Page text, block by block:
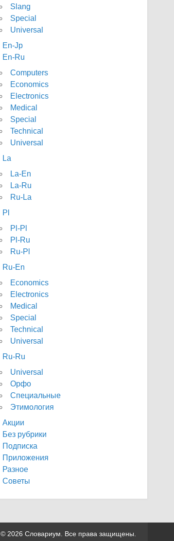
Slang
Special
Universal
En-Jp
En-Ru
Computers
Economics
Electronics
Medical
Special
Technical
Universal
La
La-En
La-Ru
Ru-La
Pl
Pl-Pl
Pl-Ru
Ru-Pl
Ru-En
Economics
Electronics
Medical
Special
Technical
Universal
Ru-Ru
Universal
Орфо
Специальные
Этимология
Акции
Без рубрики
Подписка
Приложения
Разное
Советы
© 2026 Словариум. Все права защищены.